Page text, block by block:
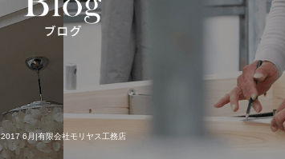
2017 6月|有限会社モリヤス工務店